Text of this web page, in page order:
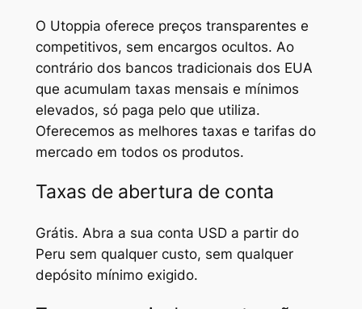
O Utoppia oferece preços transparentes e
competitivos, sem encargos ocultos. Ao
contrário dos bancos tradicionais dos EUA
que acumulam taxas mensais e mínimos
elevados, só paga pelo que utiliza.
Oferecemos as melhores taxas e tarifas do
mercado em todos os produtos.
Taxas de abertura de conta
Grátis. Abra a sua conta USD a partir do
Peru sem qualquer custo, sem qualquer
depósito mínimo exigido.